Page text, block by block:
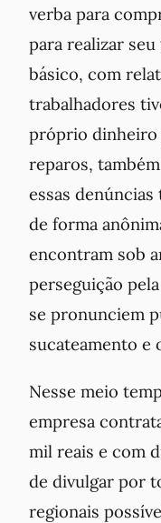
verba para
para realizar
básico, com
trabalhadores
próprio dinheiro
reparos,
essas
de forma
encontram sob
perseguição
se pronunciem
sucateamento e
Nesse meio
empresa
mil reais e com
de divulgar por
regionais